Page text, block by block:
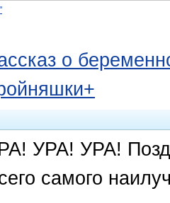
о
УРА! УРА!
самого